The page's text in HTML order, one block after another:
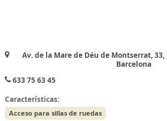
Av. de la Mare de Déu de Montserrat,
Barcelona
633 75 63 45
Características:
Acceso para sillas de ruedas